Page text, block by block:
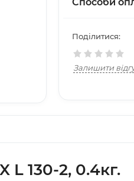
Поділитися:
Залишити
L 130-2, 0.4кг.